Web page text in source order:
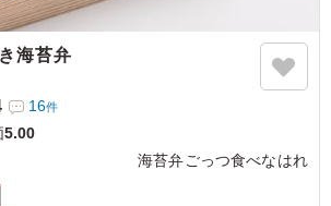
海苔弁
16件
5.00
海苔弁ごっつ食べなはれ